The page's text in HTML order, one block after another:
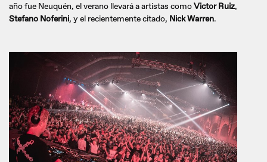
año fue Neuquén, el verano llevará a artistas comoVictor Ruiz,
Stefano Noferini, y el recientemente citado, Nick Warren.